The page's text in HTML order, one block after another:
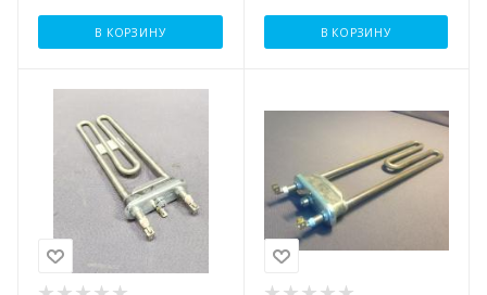
В КОРЗИНУ В КОРЗИНУ